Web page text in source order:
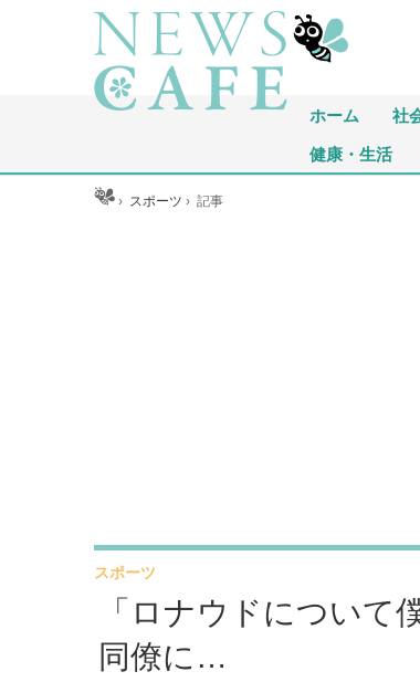
ホーム 社
健康・生活
ホーム › スポーツ ›記事
「ロナウドについて
同僚に…
スポーツ